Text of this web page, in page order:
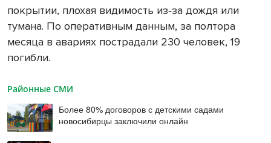
покрытии, плохая видимость из‑за дождя или
тумана. По оперативным данным, за полтора
месяца в авариях пострадали 230 человек, 19
погибли.
Районные СМИ
Более 80% договоров с детскими садами
новосибирцы заключили онлайн